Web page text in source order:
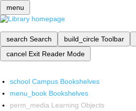
menu
search Search build_circle Toolbar
cancel Exit Reader Mode
school Campus Bookshelves
menu_book Bookshelves
perm_media Learning Objects